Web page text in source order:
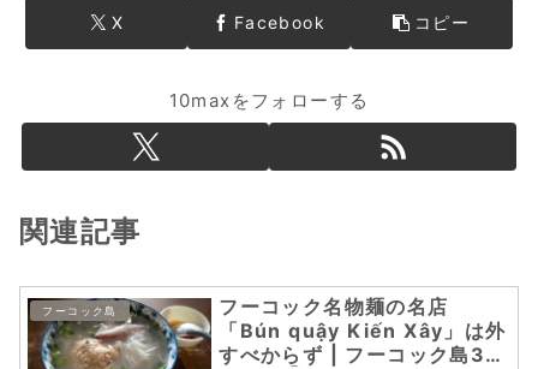
X Facebook コピー
10maxをフォローする
関連記事
フーコック島
フーコック名物麺の名店
「Bún quậy Kiến Xây」は外
すべからず | フーコック島3日